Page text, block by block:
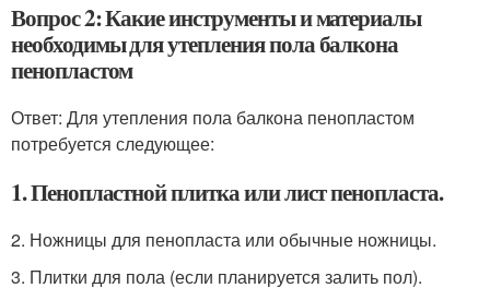
Вопрос 2: Какие инструменты и материалы
необходимы для утепления пола балкона
пенопластом
Ответ: Для утепления пола балкона пенопластом
потребуется следующее:
1. Пенопластной плитка или лист пенопласта.
2. Ножницы для пенопласта или обычные ножницы.
3. Плитки для пола (если планируется залить пол).